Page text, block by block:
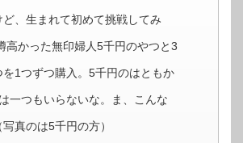
ど、生まれて初めて挑戦してみ
高かった無印婦人5千円のやつと3
を1つずつ購入。5千円のはともか
一つもいらないな。ま、こんな
真のは5千円の方）